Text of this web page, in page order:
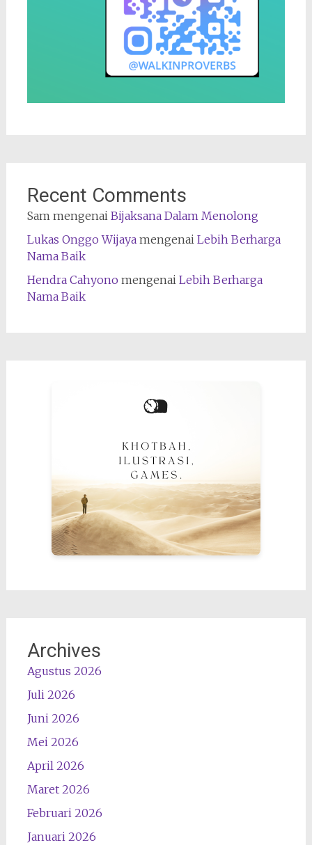
Recent Comments
Sammengenai Bijaksana Dalam Menolong
Lukas Onggo Wijayamengenai Lebih Berharga
Nama Baik
Hendra Cahyono mengenai Lebih Berharga
Nama Baik
Archives
Agustus 2026
Juli 2026
Juni 2026
Mei 2026
April 2026
Maret 2026
Februari 2026
Januari 2026